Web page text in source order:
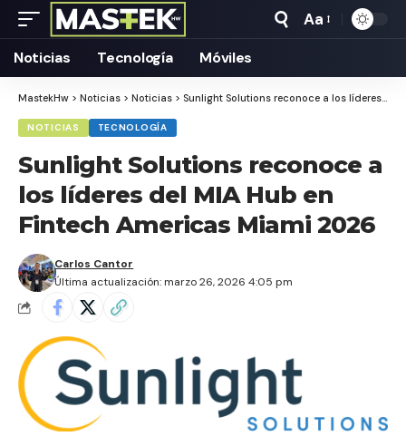
Tamaño
Aa
Noticias Tecnología Móviles
MastekHw > Noticias > Noticias > Sunlight Solutions reconoce a los líderes del MIA Hub en Fintech Americas Miami 2026
NOTICIAS TECNOLOGÍA
Sunlight Solutions reconoce a
los líderes del MIA Hub en
Fintech Americas Miami 2026
Última actualización: marzo 26, 2026 4:05 pm
Carlos Cantor